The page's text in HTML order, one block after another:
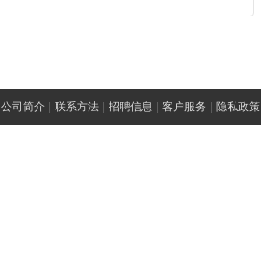
公司简介 联系方法 招聘信息 客户服务 隐私政策